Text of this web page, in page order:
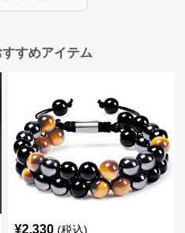
すめアイテム
¥2,330 (税込)